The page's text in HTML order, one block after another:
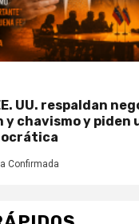
UU. respaldan
chavismo y piden
Confirmada